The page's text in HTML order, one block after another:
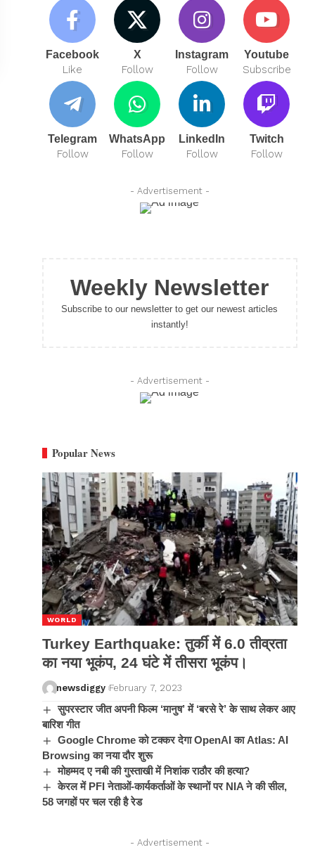
Facebook
Like
X
Follow
Instagram
Follow
Youtube
Subscribe
Telegram
Follow
WhatsApp
Follow
LinkedIn
Follow
Twitch
Follow
- Advertisement -
Weekly Newsletter
Subscribe to our newsletter to get our newest articles
instantly!
- Advertisement -
Popular News
WORLD
Turkey Earthquake: तुर्की में 6.0 तीव्रता
का नया भूकंप, 24 घंटे में तीसरा भूकंप।
newsdiggy February 7, 2023
सुपरस्टार जीत अपनी फिल्म ‘मानुष’ में ‘बरसे रे’ के साथ लेकर आए
बारिश गीत
Google Chrome को टक्कर देगा OpenAI का Atlas: AI
Browsing का नया दौर शुरू
मोहम्मद ए नबी की गुस्ताखी में निशांक राठौर की हत्या?
केरल में PFI नेताओं-कार्यकर्ताओं के स्थानों पर NIA ने की सील,
58 जगहों पर चल रही है रेड
- Advertisement -